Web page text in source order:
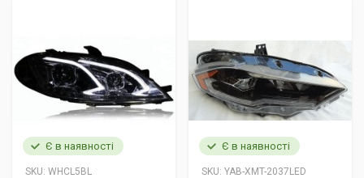
Є в наявності
SKU: WHCL5BL
Є в наявності
SKU: YAB-XMT-2037LED